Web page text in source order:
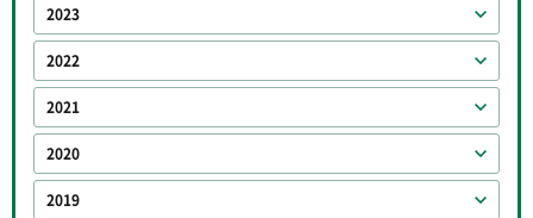
2023
2022
2021
2020
2019